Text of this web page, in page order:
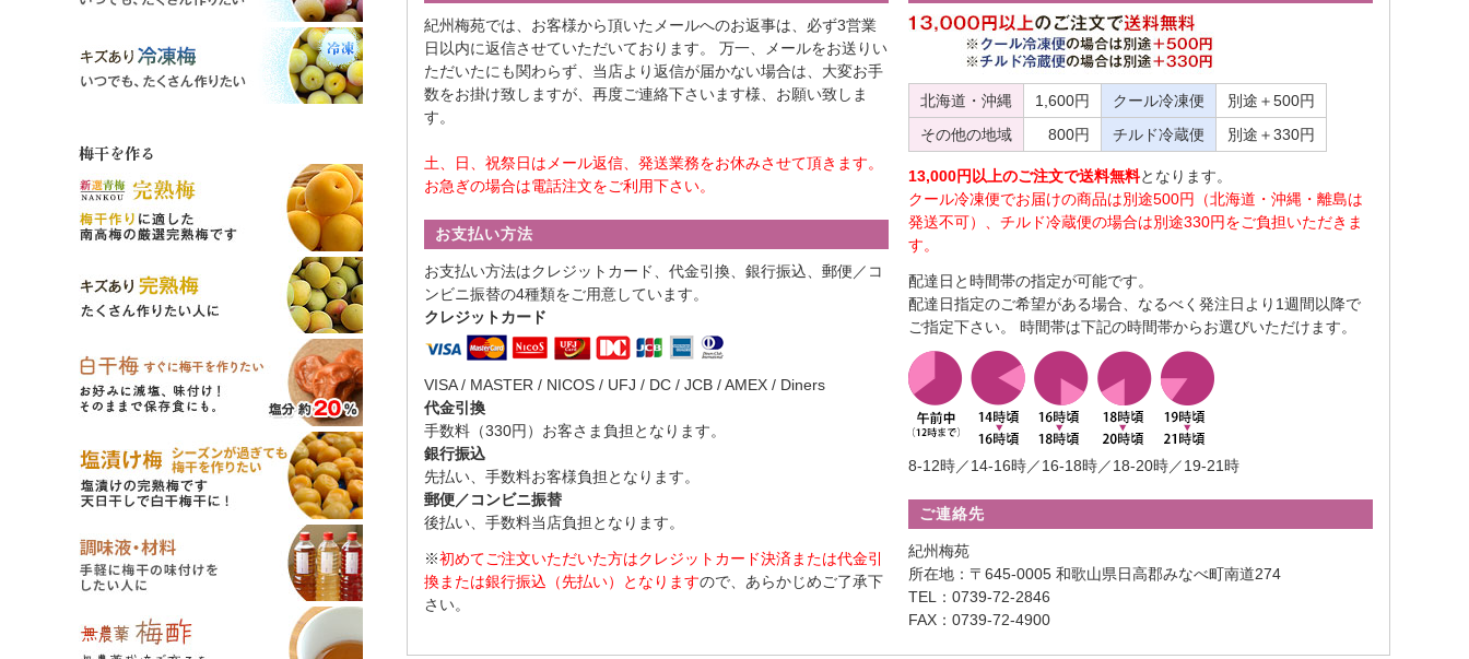
紀州梅苑では、お客様から頂いたメールへのお返事は、必ず3営業
日以内に返信させていただいております。 万一、メールをお送りい
ただいたにも関わらず、当店より返信が届かない場合は、大変お手
数をお掛け致しますが、再度ご連絡下さいます様、お願い致しま
す。
土、日、祝祭日はメール返信、発送業務をお休みさせて頂きます。
お急ぎの場合は電話注文をご利用下さい。
お支払い方法
お支払い方法はクレジットカード、代金引換、銀行振込、郵便／コ
ンビニ振替の4種類をご用意しています。
クレジットカード
VISA / MASTER / NICOS / UFJ / DC / JCB / AMEX / Diners
代金引換
手数料（330円）お客さま負担となります。
銀行振込
先払い、手数料お客様負担となります。
郵便／コンビニ振替
後払い、手数料当店負担となります。
※初めてご注文いただいた方はクレジットカード決済または代金引
換または銀行振込（先払い）となりますので、あらかじめご了承下
さい。
北海道・沖縄 1,600円 クール冷凍便
別途＋500円
その他の地域
800円 チルド冷蔵便 別途＋330円
13,000円以上のご注文で送料無料となります。
クール冷凍便でお届けの商品は別途500円（北海道・沖縄・離島は
発送不可）、チルド冷蔵便の場合は別途330円をご負担いただきま
す。
配達日と時間帯の指定が可能です。
配達日指定のご希望がある場合、なるべく発注日より1週間以降で
ご指定下さい。 時間帯は下記の時間帯からお選びいただけます。
8-12時／14-16時／16-18時／18-20時／19-21時
ご連絡先
紀州梅苑
所在地：〒645-0005 和歌山県日高郡みなべ町南道274
TEL：0739-72-2846
FAX：0739-72-4900
梅干を作る